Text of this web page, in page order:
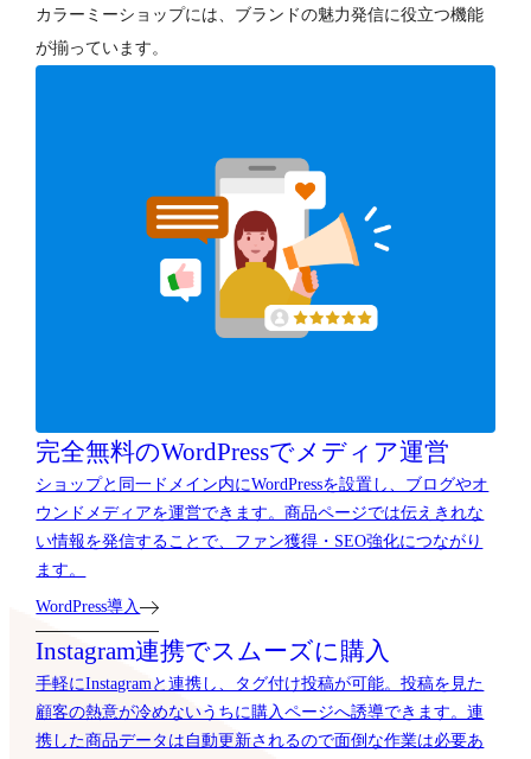
カラーミーショップには、ブランドの魅力発信に役立つ機能
が揃っています。
完全無料のWordPressでメディア運営
ショップと同一ドメイン内にWordPressを設置し、ブログやオ
ウンドメディアを運営できます。商品ページでは伝えきれな
い情報を発信することで、ファン獲得・SEO強化につながり
ます。
WordPress導入
Instagram連携でスムーズに購入
手軽にInstagramと連携し、タグ付け投稿が可能。投稿を見た
顧客の熱意が冷めないうちに購入ページへ誘導できます。連
携した商品データは自動更新されるので面倒な作業は必要あ